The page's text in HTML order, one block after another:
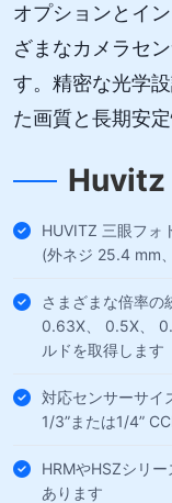
オプションとイ
ざまなカメラセ
す。精密な光学
た画質と長期安
Huvitz
HUVITZ 三眼フォ
(外ネジ 25.4 mm
さまざまな倍率の
0.63X、 0.5X、
ルドを取得します
対応センサーサイ
1/3”または1/4”
HRMやHSZシリ
あります